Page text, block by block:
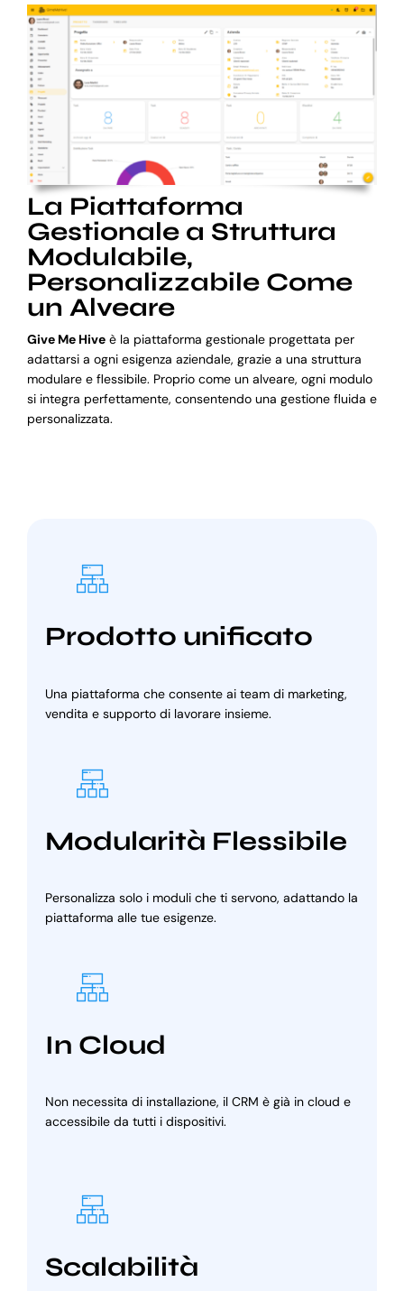
La Piattaforma
Gestionale a Struttura
Modulabile,
Personalizzabile Come
un Alveare
Give Me Hiveè la piattaforma gestionale progettata per
adattarsi a ogni esigenza aziendale, grazie a una struttura
modulare e flessibile. Proprio come un alveare, ogni modulo
si integra perfettamente, consentendo una gestione fluida e
personalizzata.
Prodotto unificato
Una piattaforma che consente ai team di marketing,
vendita e supporto di lavorare insieme.
Modularità Flessibile
Personalizza solo i moduli che ti servono, adattando la
piattaforma alle tue esigenze.
In Cloud
Non necessita di installazione, il CRM è già in cloud e
accessibile da tutti i dispositivi.
Scalabilità